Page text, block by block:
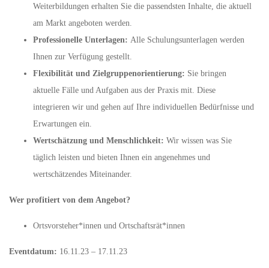
Weiterbildungen erhalten Sie die passendsten Inhalte, die aktuell
am Markt angeboten werden.
Professionelle Unterlagen: Alle Schulungsunterlagen werden
Ihnen zur Verfügung gestellt.
Flexibilität und Zielgruppenorientierung: Sie bringen
aktuelle Fälle und Aufgaben aus der Praxis mit. Diese
integrieren wir und gehen auf Ihre individuellen Bedürfnisse und
Erwartungen ein.
Wertschätzung und Menschlichkeit: Wir wissen was Sie
täglich leisten und bieten Ihnen ein angenehmes und
wertschätzendes Miteinander.
Wer profitiert von dem Angebot?
Ortsvorsteher*innen und Ortschaftsrät*innen
Eventdatum: 16.11.23 – 17.11.23